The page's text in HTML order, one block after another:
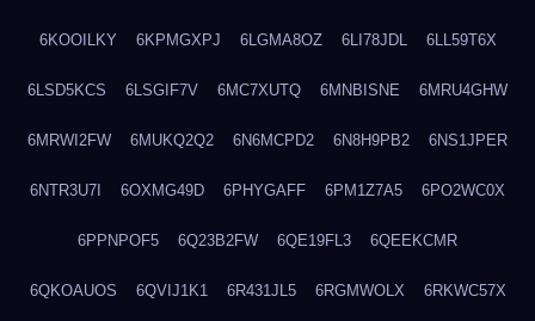
6KOOILKY 6KPMGXPJ 6LGMA8OZ 6LI78JDL 6LL59T6X
6LSD5KCS 6LSGIF7V 6MC7XUTQ 6MNBISNE 6MRU4GHW
6MRWI2FW 6MUKQ2Q2 6N6MCPD2 6N8H9PB2 6NS1JPER
6NTR3U7I 6OXMG49D 6PHYGAFF 6PM1Z7A5 6PO2WC0X
6PPNPOF5 6Q23B2FW 6QE19FL3 6QEEKCMR
6QKOAUOS 6QVIJ1K1 6R431JL5 6RGMWOLX 6RKWC57X